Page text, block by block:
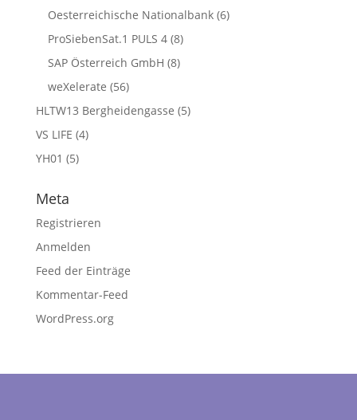
Oesterreichische Nationalbank(6)
ProSiebenSat.1 PULS 4(8)
SAP Österreich GmbH (8)
weXelerate (56)
HLTW13 Bergheidengasse (5)
VS LIFE (4)
YH01 (5)
Meta
Registrieren
Anmelden
Feed der Einträge
Kommentar-Feed
WordPress.org